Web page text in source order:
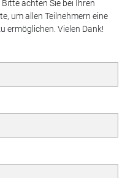
achten Sie bei Ihren
um allen Teilnehmern eine
ermöglichen. Vielen Dank!